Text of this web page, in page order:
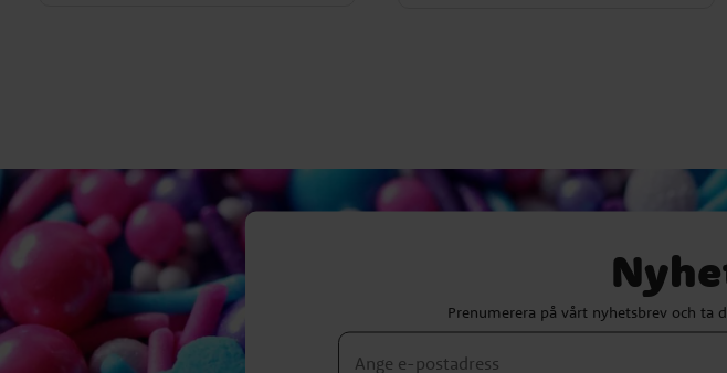
Prenumerera på vårt nyhetsbrev och ta